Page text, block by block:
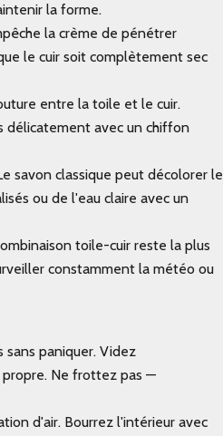
la forme.
la crème de pénétrer
le cuir soit complètement sec
entre la toile et le cuir.
délicatement avec un chiffon
savon classique peut décolorer le
ou de l'eau claire avec un
toile-cuir reste la plus
constamment la météo ou
sans paniquer. Videz
Ne frottez pas —
d'air. Bourrez l'intérieur avec